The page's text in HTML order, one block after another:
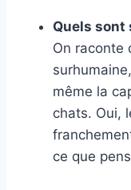
Quels sont
On raconte
même la
chats. Oui,
ce que